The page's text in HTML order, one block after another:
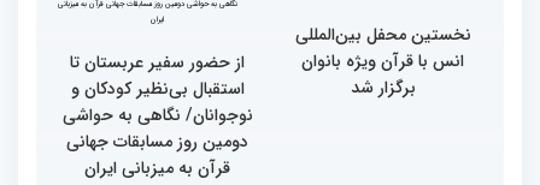
جزئیات دومین روز رقابت
بخش بانوان مسابقات
استعدادیابی مجری‌گری
قرآنی در حاشیه مسابقات
بین‌المللی قرآن کریم